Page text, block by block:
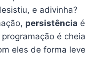
e adivinha?
persistência é
é cheia
eles de forma leve